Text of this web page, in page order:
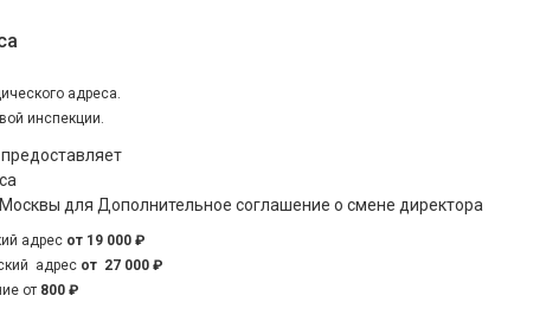
адреса.
инспекции.
для Дополнительное соглашение о смене директора
адрес от 19 000 ₽
адрес от 27 000 ₽
от 800 ₽